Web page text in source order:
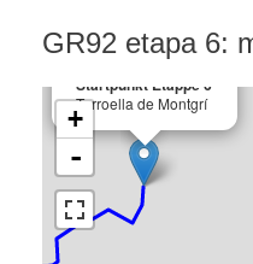
GR92 etapa 6:
Startpunkt Etappe 6
Torroella de Montgrí
+
-